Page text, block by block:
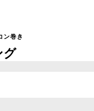
ン巻き
グ